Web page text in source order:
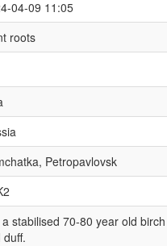
04-09 11:05
roots
Petropavlovsk
a stabilised 70-80 year old
duff.